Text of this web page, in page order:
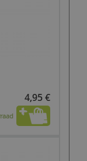
4,95 €